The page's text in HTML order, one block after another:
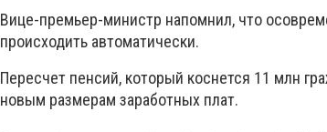
Вице-премьер-министр напомнил, что
происходить автоматически.
Пересчет пенсий, который коснется 11 млн
новым размерам заработных плат.